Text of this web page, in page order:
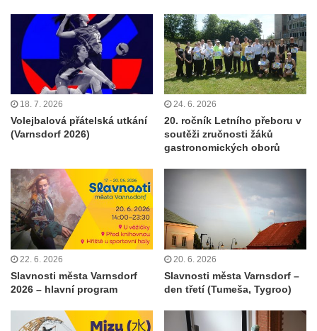
18. 7. 2026
Volejbalová přátelská utkání
(Varnsdorf 2026)
24. 6. 2026
20. ročník Letního přeboru v
soutěži zručnosti žáků
gastronomických oborů
22. 6. 2026
Slavnosti města Varnsdorf
2026 – hlavní program
20. 6. 2026
Slavnosti města Varnsdorf –
den třetí (Tumeša, Tygroo)